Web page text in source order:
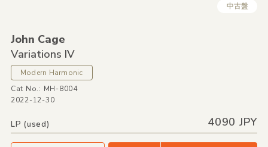
中古盤
John Cage
Variations IV
Modern Harmonic
Cat No.: MH-8004
2022-12-30
LP (used) 4090 JPY